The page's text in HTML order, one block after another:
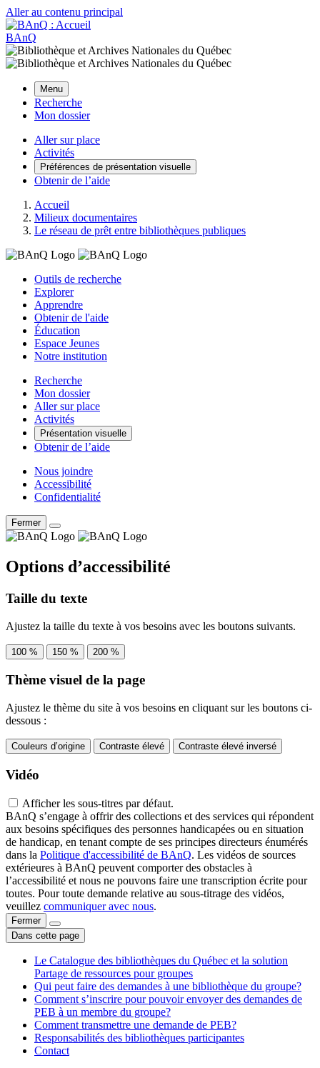
Aller au contenu principal
BAnQ
Menu
Recherche
Mon dossier
Aller sur place
Activités
Préférences de présentation visuelle
Obtenir de l’aide
Accueil
Milieux documentaires
Le réseau de prêt entre bibliothèques publiques
Outils de recherche
Explorer
Apprendre
Obtenir de l'aide
Éducation
Espace Jeunes
Notre institution
Recherche
Mon dossier
Aller sur place
Activités
Présentation visuelle
Obtenir de l’aide
Nous joindre
Accessibilité
Confidentialité
Fermer
Options d’accessibilité
Taille du texte
Ajustez la taille du texte à vos besoins avec les boutons suivants.
100 % 150 % 200 %
Thème visuel de la page
Ajustez le thème du site à vos besoins en cliquant sur les boutons ci-
dessous :
Couleurs d’origine Contraste élevé Contraste élevé inversé
Vidéo
Afficher les sous-titres par défaut.
BAnQ s’engage à offrir des collections et des services qui répondent
aux besoins spécifiques des personnes handicapées ou en situation
de handicap, en tenant compte de ses principes directeurs énumérés
dans la Politique d'accessibilité de BAnQ. Les vidéos de sources
extérieures à BAnQ peuvent comporter des obstacles à
l’accessibilité et nous ne pouvons faire une transcription écrite pour
toutes. Pour toute demande relative au sous-titrage des vidéos,
veuillez communiquer avec nous.
Fermer
Dans cette page
Le Catalogue des bibliothèques du Québec et la solution
Partage de ressources pour groupes
Qui peut faire des demandes à une bibliothèque du groupe?
Comment s’inscrire pour pouvoir envoyer des demandes de
PEB à un membre du groupe?
Comment transmettre une demande de PEB?
Responsabilités des bibliothèques participantes
Contact